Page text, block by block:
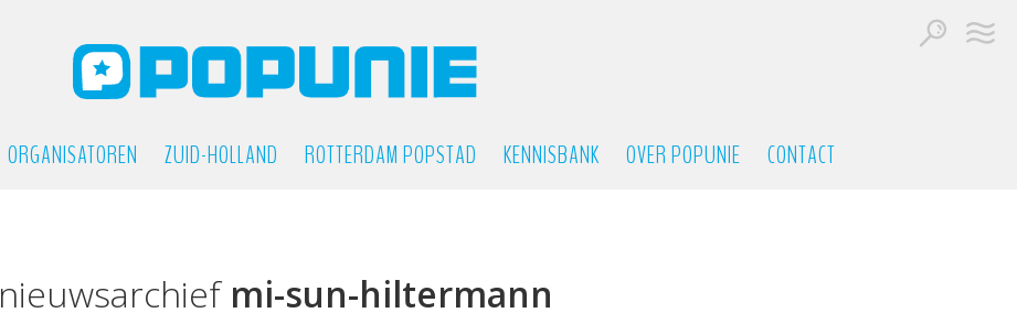
ORGANISATOREN ZUID-HOLLAND ROTTERDAM POPSTAD KENNISBANK OVER POPUNIE CONTACT
nieuwsarchief mi-sun-hiltermann